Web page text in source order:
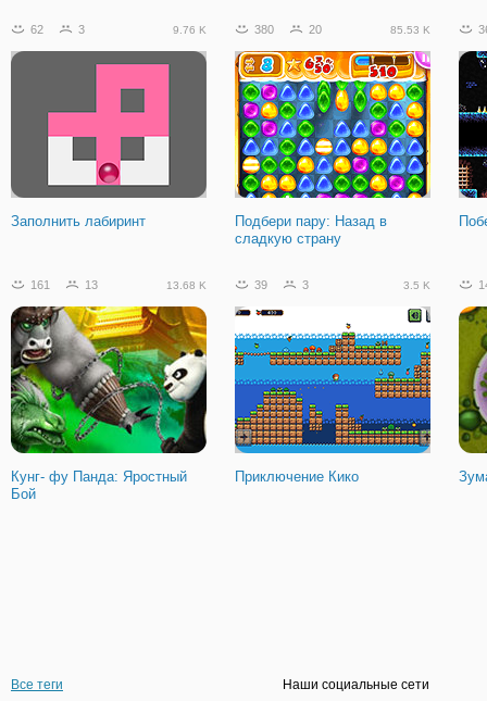
Защита на Побережье
62 3 9.76 K
Заполнить лабиринт
380 20 85.53 K
Подбери пару: Назад в
сладкую страну
161 13 13.68 K
Кунг- фу Панда: Яростный
Бой
39 3 3.5 K
Приключение Кико
Все теги
Наши социальные сети